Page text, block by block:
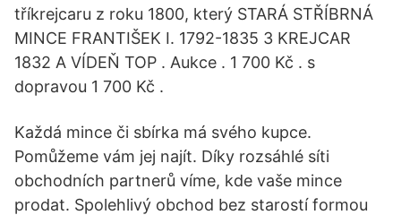
tříkrejcaru z roku 1800, který STARÁ STŘÍBRNÁ
MINCE FRANTIŠEK I. 1792-1835 3 KREJCAR
1832 A VÍDEŇ TOP . Aukce . 1 700 Kč . s
dopravou 1 700 Kč .
Každá mince či sbírka má svého kupce.
Pomůžeme vám jej najít. Díky rozsáhlé síti
obchodních partnerů víme, kde vaše mince
prodat. Spolehlivý obchod bez starostí formou